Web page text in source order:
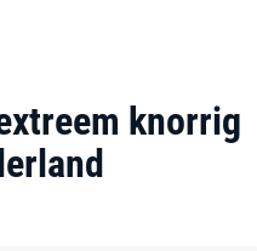
knorrig